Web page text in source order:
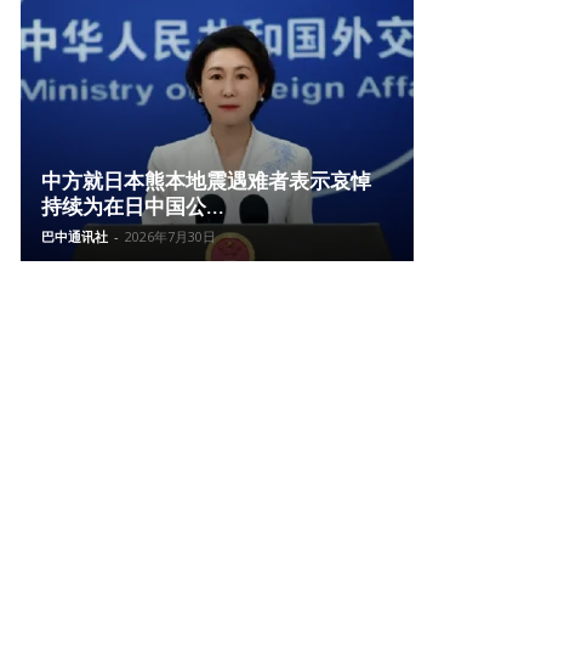
中方就日本熊本地震遇难者表示哀悼
持续为在日中国公...
巴中通讯社 - 2026年7月30日